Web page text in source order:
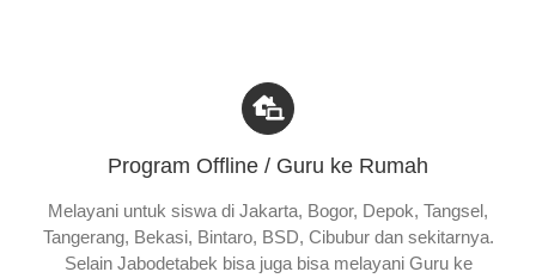
Program Offline / Guru ke Rumah
Melayani untuk siswa di Jakarta, Bogor, Depok, Tangsel,
Tangerang, Bekasi, Bintaro, BSD, Cibubur dan sekitarnya.
Selain Jabodetabek bisa juga bisa melayani Guru ke